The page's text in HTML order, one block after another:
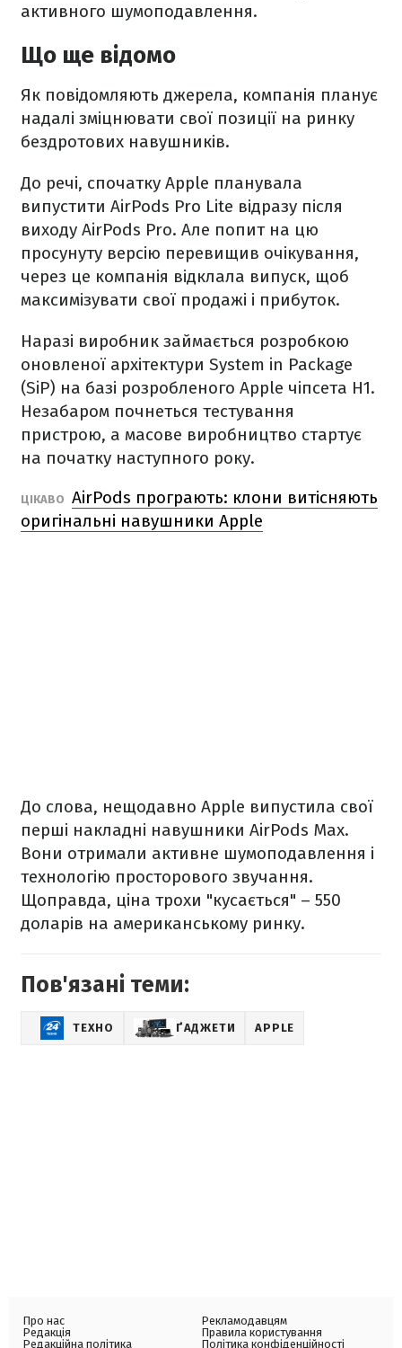
активного шумоподавлення.
Що ще відомо
Як повідомляють джерела, компанія планує
надалі зміцнювати свої позиції на ринку
бездротових навушників.
До речі, спочатку Apple планувала
випустити AirPods Pro Lite відразу після
виходу AirPods Pro. Але попит на цю
просунуту версію перевищив очікування,
через це компанія відклала випуск, щоб
максимізувати свої продажі і прибуток.
Наразі виробник займається розробкою
оновленої архітектури System in Package
(SiP) на базі розробленого Apple чіпсета H1.
Незабаром почнеться тестування
пристрою, а масове виробництво стартує
на початку наступного року.
ЦІКАВО AirPods програють: клони витісняють
оригінальні навушники Apple
До слова, нещодавно Apple випустила свої
перші накладні навушники AirPods Max.
Вони отримали активне шумоподавлення і
технологію просторового звучання.
Щоправда, ціна трохи "кусається" – 550
доларів на американському ринку.
Пов'язані теми:
ТЕХНО ҐАДЖЕТИ APPLE
Про нас
Редакція
Редакційна політика
Рекламодавцям
Правила користування
Політика конфіденційності